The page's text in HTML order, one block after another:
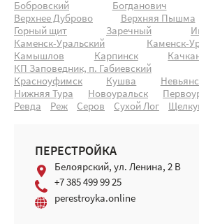
Бобровский
Богданович
Верхнее Дуброво
Верхняя Пышма
Горный щит
Заречный
Каменск-Уральский
Каменск-
Камышлов
Карпинск
КП Заповедник, п. Габиевский
Красноуфимск
Кушва
Нижняя Тура
Новоуральск
Ревда
Реж Серов Сухой Лог
ПЕРЕСТРОЙКА
Белоярский, ул. Ленина, 2 В
+7 385 499 99 25
perestroyka.online